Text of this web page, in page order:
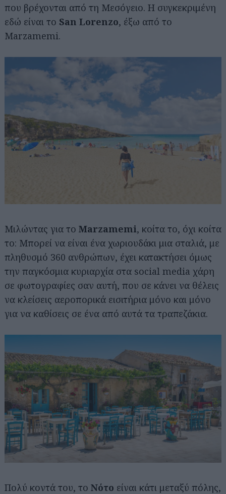
που βρέχονται από τη Μεσόγειο. Η συγκεκριμένη
εδώ είναι το San Lorenzo, έξω από το
Marzamemi.
Μιλώντας για το Marzamemi, κοίτα το, όχι κοίτα
το: Μπορεί να είναι ένα χωριουδάκι μια σταλιά, με
πληθυσμό 360 ανθρώπων, έχει κατακτήσει όμως
την παγκόσμια κυριαρχία στα social media χάρη
σε φωτογραφίες σαν αυτή, που σε κάνει να θέλεις
να κλείσεις αεροπορικά εισιτήρια μόνο και μόνο
για να καθίσεις σε ένα από αυτά τα τραπεζάκια.
Πολύ κοντά του, το Νότο είναι κάτι μεταξύ πόλης,